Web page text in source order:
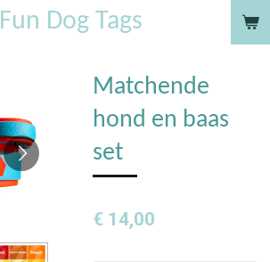
Fun Dog Tags
Matchende
hond en baas
set
€ 14,00